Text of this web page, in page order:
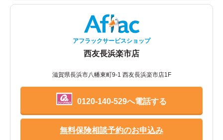
アフラックサービスショップ
西友長浜楽市店
滋賀県長浜市八幡東町9-1 西友長浜楽市店1F
0120-140-529へ電話する
無料保険相談予約のお申込み